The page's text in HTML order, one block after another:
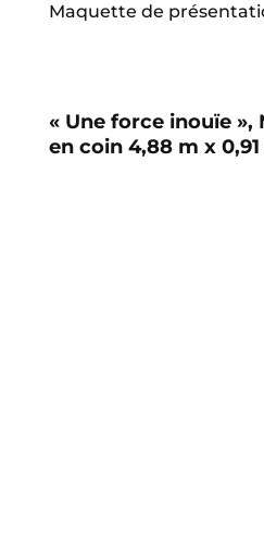
Maquette de
« Une force inouïe »,
en coin 4,88 m x